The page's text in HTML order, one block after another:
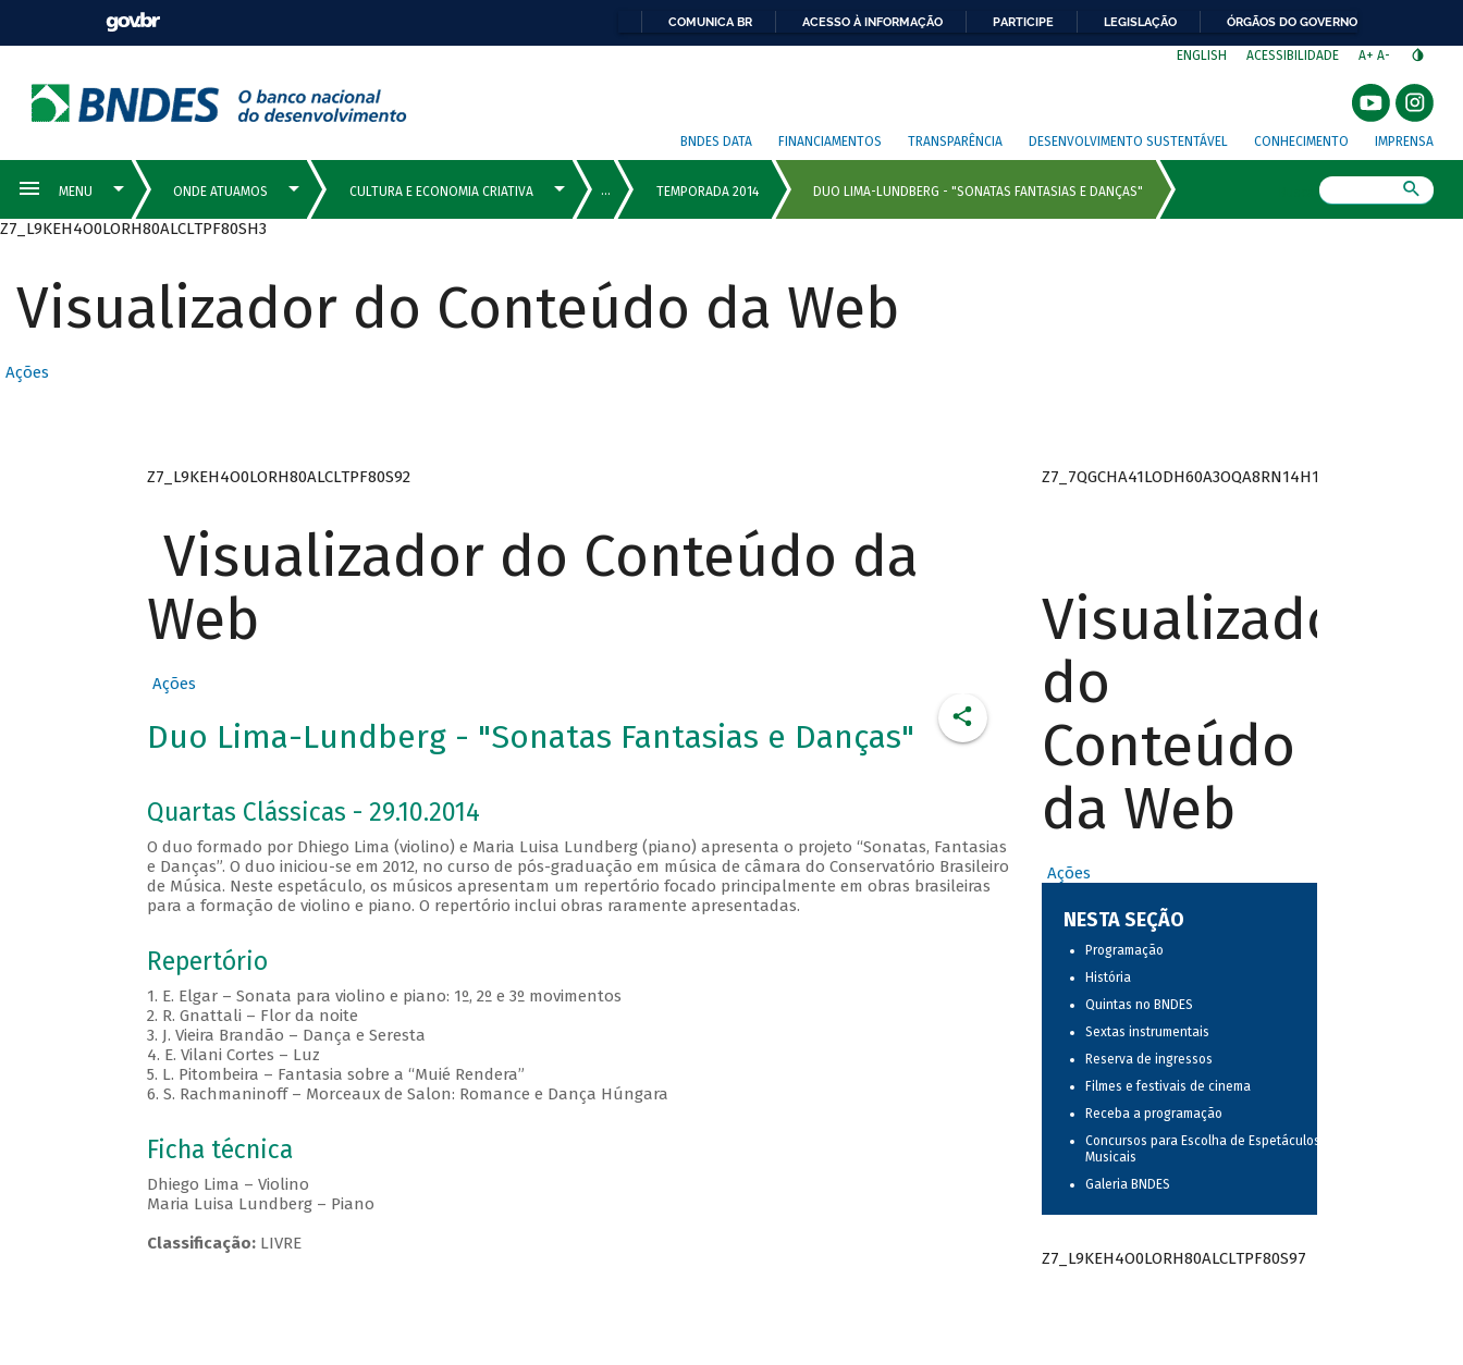
COMUNICA BR ACESSO À INFORMAÇÃO PARTICIPE LEGISLAÇÃO ÓRGÃOS DO GOVERNO
ENGLISH ACESSIBILIDADE A+ A-
BNDES DATA FINANCIAMENTOS TRANSPARÊNCIA DESENVOLVIMENTO SUSTENTÁVEL CONHECIMENTO IMPRENSA
Z7_L9KEH4O0LORH80ALCLTPF80SH3
Visualizador do Conteúdo da Web
Ações
Z7_L9KEH4O0LORH80ALCLTPF80S92
Visualizador do Conteúdo da
Web
Ações
Duo Lima-Lundberg - "Sonatas Fantasias e Danças"
Quartas Clássicas - 29.10.2014
O duo formado por Dhiego Lima (violino) e Maria Luisa Lundberg (piano) apresenta o projeto “Sonatas, Fantasias
e Danças”. O duo iniciou-se em 2012, no curso de pós-graduação em música de câmara do Conservatório Brasileiro
de Música. Neste espetáculo, os músicos apresentam um repertório focado principalmente em obras brasileiras
para a formação de violino e piano. O repertório inclui obras raramente apresentadas.
Repertório
1. E. Elgar – Sonata para violino e piano: 1º, 2º e 3º movimentos
2. R. Gnattali – Flor da noite
3. J. Vieira Brandão – Dança e Seresta
4. E. Vilani Cortes – Luz
5. L. Pitombeira – Fantasia sobre a “Muié Rendera”
6. S. Rachmaninoff – Morceaux de Salon: Romance e Dança Húngara
Ficha técnica
Dhiego Lima – Violino
Maria Luisa Lundberg – Piano
Classificação:LIVRE
Z7_7QGCHA41LODH60A3OQA8RN14H1
Visualizador
do
Conteúdo
da Web
Ações
NESTA SEÇÃO
Programação
História
Quintas no BNDES
Sextas instrumentais
Reserva de ingressos
Filmes e festivais de cinema
Receba a programação
Concursos para Escolha de Espetáculos
Musicais
Galeria BNDES
Z7_L9KEH4O0LORH80ALCLTPF80S97